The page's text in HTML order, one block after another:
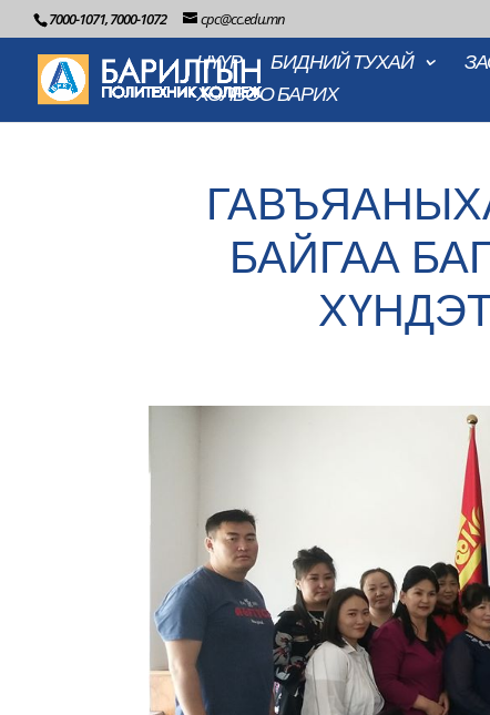
7000-1071, 7000-1072 cpc@cc.edu.mn
НҮҮР БИДНИЙ ТУХАЙ
ХОЛБОО БАРИХ
БАЙГАА